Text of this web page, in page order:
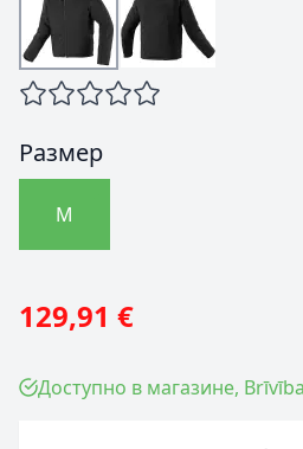
Размер
M
129,91 €
Доступно в магазине,